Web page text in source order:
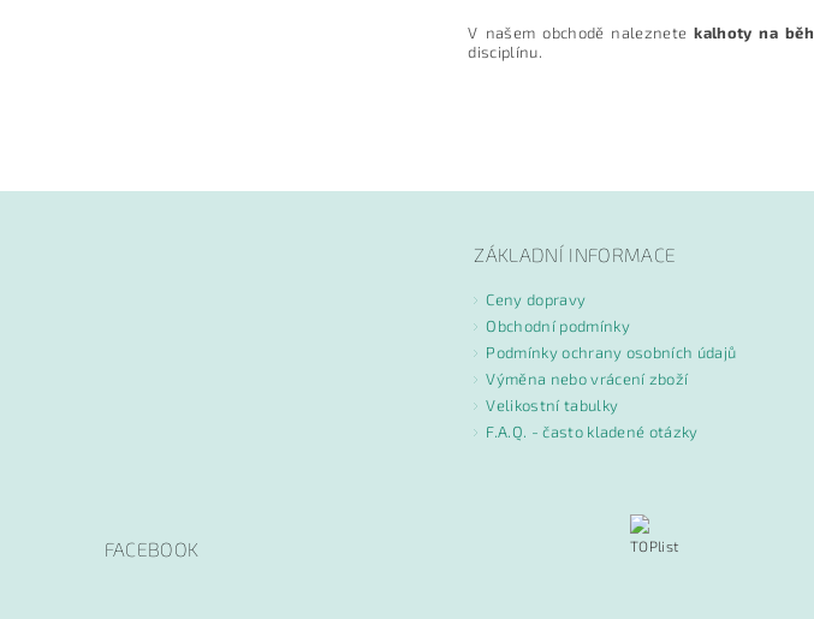
V našem obchodě naleznetekalhoty na běh
disciplínu.
ZÁKLADNÍ INFORMACE
Ceny dopravy
Obchodní podmínky
Podmínky ochrany osobních údajů
Výměna nebo vrácení zboží
Velikostní tabulky
F.A.Q. - často kladené otázky
FACEBOOK